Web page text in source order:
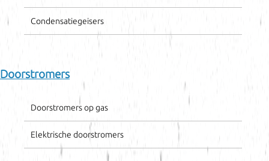
Condensatiegeisers
Doorstromers
Doorstromers op gas
Elektrische doorstromers